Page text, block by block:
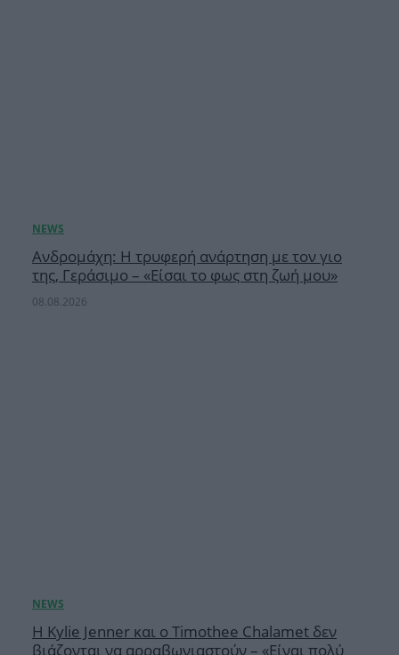
Ανδρομάχη: Η τρυφερή ανάρτηση με τον γιο
της, Γεράσιμο – «Είσαι το φως στη ζωή μου»
08.08.2026
Η Kylie Jenner και ο Timothee Chalamet δεν
βιάζονται να αρραβωνιαστούν – «Είναι πολύ